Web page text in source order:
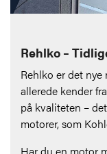
Rehlko –
Rehlko er det
allerede kender
på kvaliteten –
motorer, som